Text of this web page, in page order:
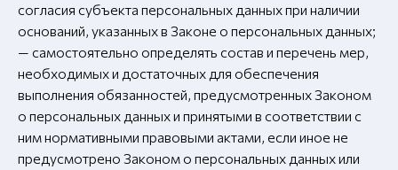
согласия субъекта персональных данных при наличии
оснований, указанных в Законе о персональных данных;
— самостоятельно определять состав и перечень мер,
необходимых и достаточных для обеспечения
выполнения обязанностей, предусмотренных Законом
о персональных данных и принятыми в соответствии с
ним нормативными правовыми актами, если иное не
предусмотрено Законом о персональных данных или